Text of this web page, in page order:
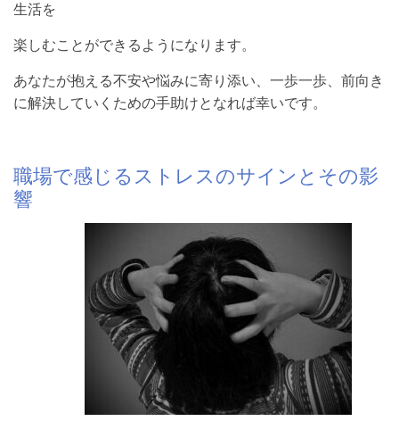
生活を
楽しむことができるようになります。
あなたが抱える不安や悩みに寄り添い、一歩一歩、前向き
に解決していくための手助けとなれば幸いです。
職場で感じるストレスのサインとその影
響